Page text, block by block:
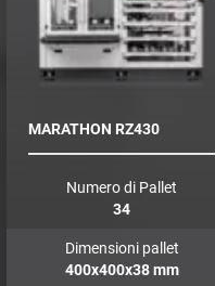
MARATHON RZ430
Numero di Pallet
34
Dimensioni pallet
400x400x38 mm